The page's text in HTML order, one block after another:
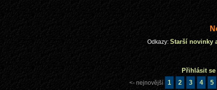
Odkazy: Starší novinky
Přihlásit
<- nejnovější 1 2 3 4 5